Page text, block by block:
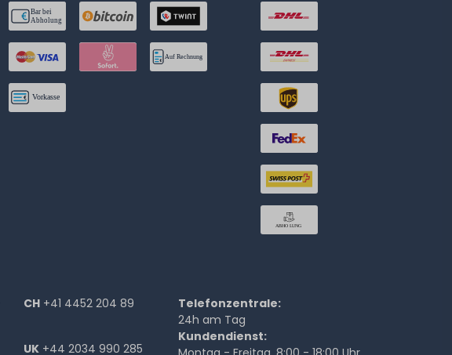
CH +41 4452 204 89
UK +44 2034 990 285
Telefonzentrale:
24h am Tag
Kundendienst: